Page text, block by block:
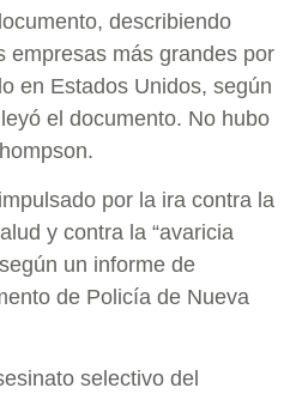
describiendo
empresas más grandes por
en Estados Unidos, según
el documento. No hubo
por la ira contra la
y contra la “avaricia
un informe de
de Policía de Nueva
selectivo del